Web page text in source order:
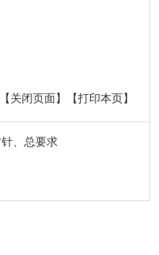
【打印本页】
【关闭页面】
、总要求